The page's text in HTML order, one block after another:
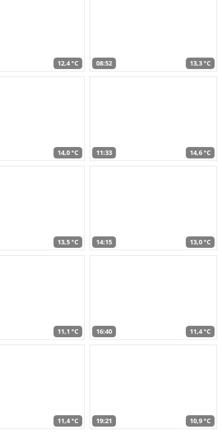
12,4 °C 08:52 13,3 °C
14,0 °C 11:33 14,6 °C
13,5 °C 14:15 13,0 °C
11,1 °C 16:40 11,4 °C
11,4 °C 19:21 10,9 °C